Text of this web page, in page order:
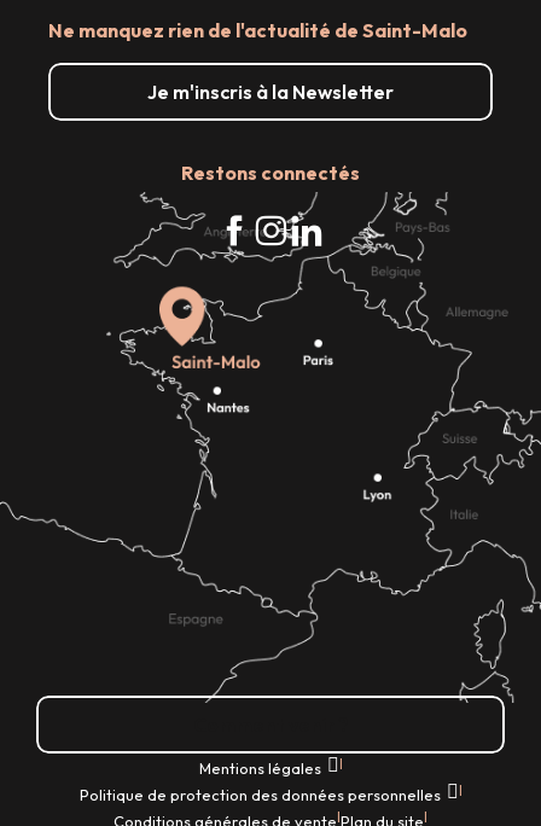
Ne manquez rien de l'actualité de Saint-Malo
Je m'inscris à la Newsletter
Restons connectés
Mentions légales |
Politique de protection des données personnelles |
Conditions générales de vente|Plan du site|